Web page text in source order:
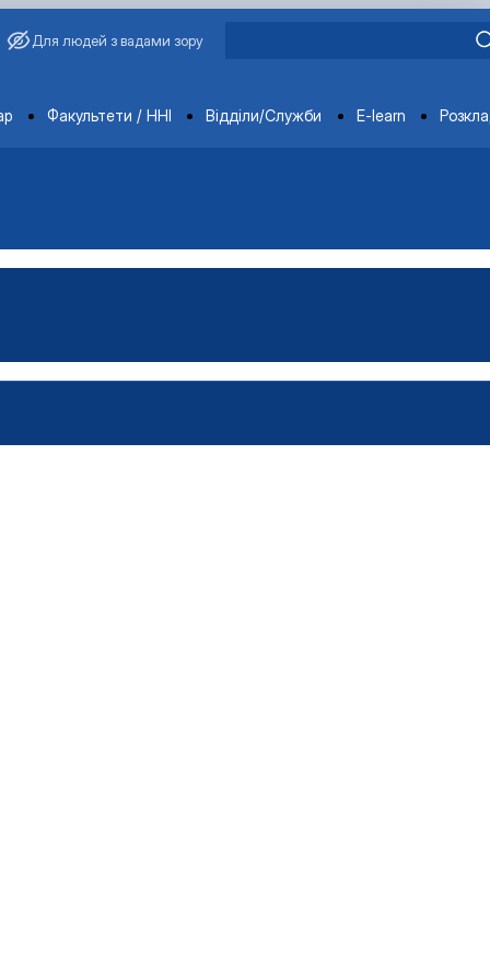
Для людей з вадами зору
Факультети / ННІ Відділи/Служби E-learn